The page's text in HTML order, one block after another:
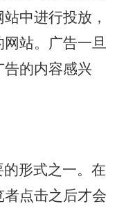
中进行投放，
站。广告一旦
的内容感兴
形式之一。在
点击之后才会